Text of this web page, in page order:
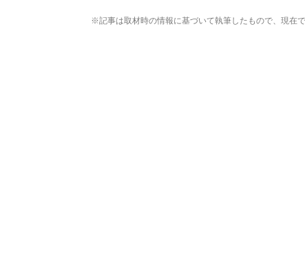
※記事は取材時の情報に基づいて執筆したもので、現在